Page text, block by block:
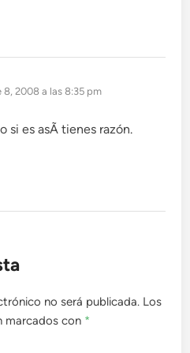
8, 2008 a las 8:35 pm
si es asÃ­ tienes razón.
no será publicada. Los
marcados con *